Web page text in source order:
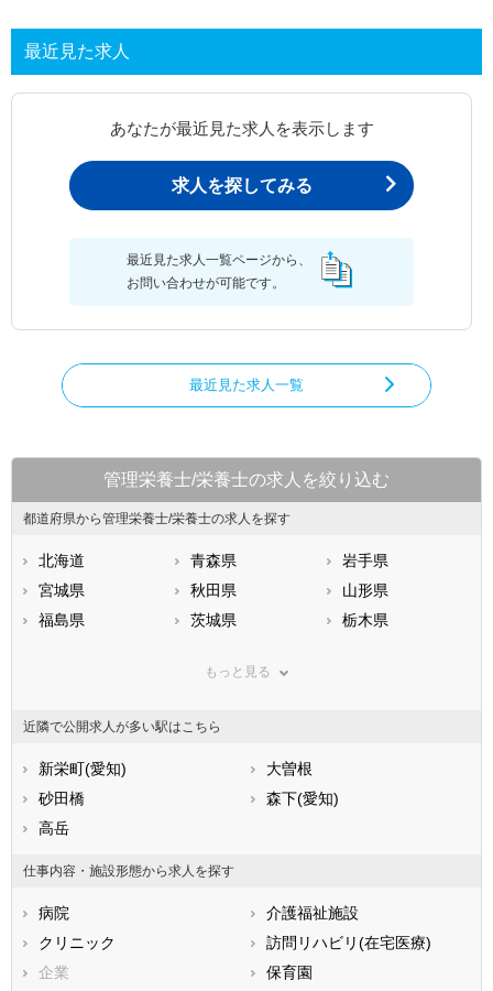
最近見た求人
あなたが最近見た求人を表示します
求人を探してみる
最近見た求人一覧ページから、
お問い合わせが可能です。
最近見た求人一覧
管理栄養士/栄養士の求人を絞り込む
都道府県から管理栄養士/栄養士の求人を探す
北海道 青森県
岩手県
宮城県
秋田県
山形県
福島県
茨城県
栃木県
神奈川県
石川県
福井県
静岡県
滋賀県
兵庫県
香川県
高知県
福岡県
長崎県
熊本県
もっと見る
近隣で公開求人が多い駅はこちら
新栄町(愛知)
大曽根
砂田橋
森下(愛知)
高岳
仕事内容・施設形態から求人を探す
病院
介護福祉施設
クリニック
訪問リハビリ(在宅医療)
企業
保育園